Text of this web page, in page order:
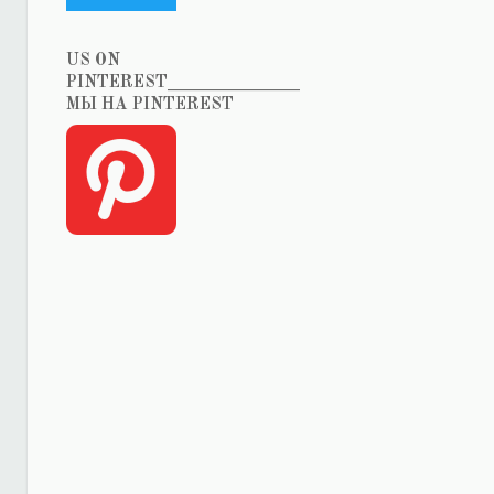
US ON
PINTEREST_______________
МЫ НА PINTEREST